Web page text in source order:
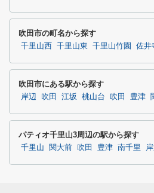
吹田市の町名から探す
千里山西 千里山東 千里山竹園 佐井
吹田市にある駅から探す
岸辺 吹田 江坂 桃山台 吹田 豊津
パティオ千里山3周辺の駅から探す
千里山 関大前 吹田 豊津 南千里